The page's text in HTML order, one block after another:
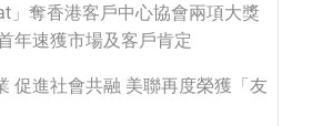
」奪香港客戶中心協會兩項大獎
年速獲市場及客戶肯定
促進社會共融 美聯再度榮獲「友